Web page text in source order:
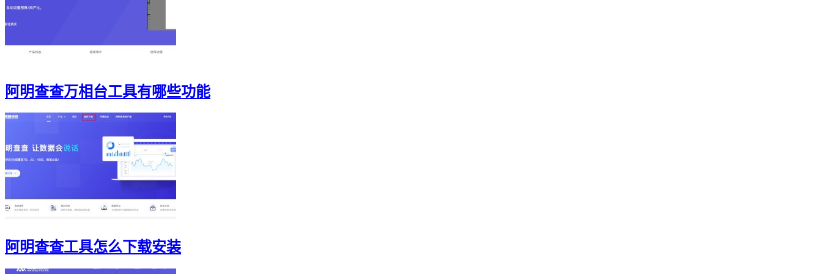
阿明查查万相台工具有哪些功能
阿明查查工具怎么下载安装